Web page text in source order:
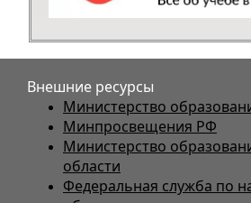
Внешние ресурсы
Министерство
Минпросвещения РФ
Министерство
области
Федеральная служба по